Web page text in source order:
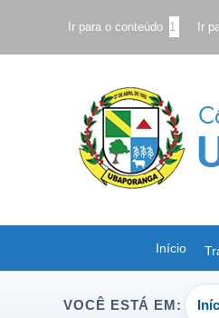
Ir para o conteúdo 1 Ir
Início
VOCÊ ESTÁ EM: